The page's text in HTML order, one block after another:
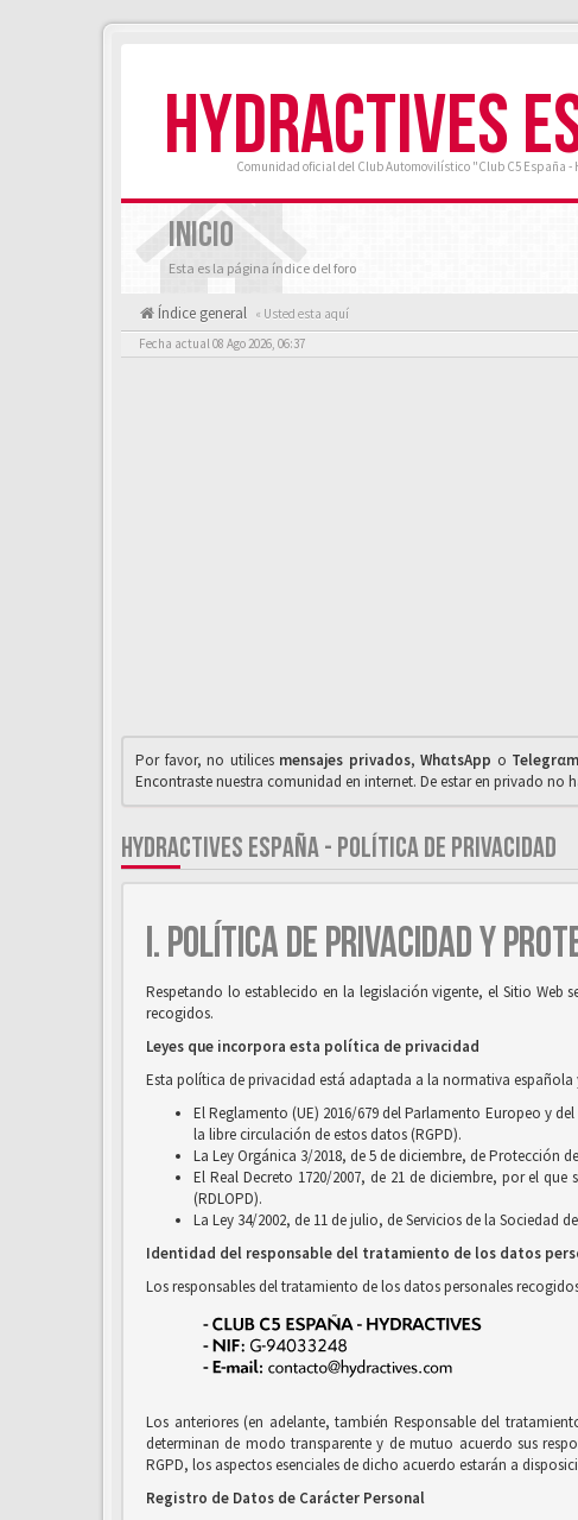
HYDRACTIVES
Comunidad oficial del Club Automovilístico "Club C5 España -
INICIO
Esta es la página índice del foro
Índice general « Usted esta aquí
Fecha actual 08 Ago 2026, 06:37
Por favor, no utilices mensajes privados,WhαtsApp o Telegrαm
Encontraste nuestra comunidad en internet. De estar en privado no
HYDRACTIVES ESPAÑA - POLÍTICA DE PRIVACIDAD
I. POLÍTICA DE PRIVACIDAD Y
Respetando lo establecido en la legislación vigente, el Sitio Web
recogidos.
Leyes que incorpora esta política de privacidad
Esta política de privacidad está adaptada a la normativa
El Reglamento (UE) 2016/679 del Parlamento Europeo y
la libre circulación de estos datos (RGPD).
La Ley Orgánica 3/2018, de 5 de diciembre, de Protección
El Real Decreto 1720/2007, de 21 de diciembre, por el
(RDLOPD).
La Ley 34/2002, de 11 de julio, de Servicios de la Sociedad
Identidad del responsable del tratamiento de los datos
Los responsables del tratamiento de los datos personales
Los anteriores (en adelante, también Responsable del
determinan de modo transparente y de mutuo acuerdo sus
RGPD, los aspectos esenciales de dicho acuerdo estarán a
Registro de Datos de Carácter Personal